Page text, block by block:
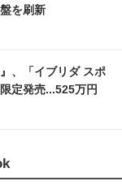
を刷新
、「イブリダ スポ
定発売...525万円